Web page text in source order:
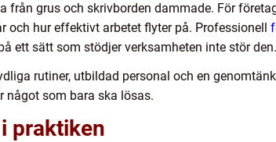
från grus och skrivborden dammade. För
och hur effektivt arbetet flyter på. Professionell
ett sätt som stödjer verksamheten inte stör den.
rutiner, utbildad personal och en
något som bara ska lösas.
praktiken